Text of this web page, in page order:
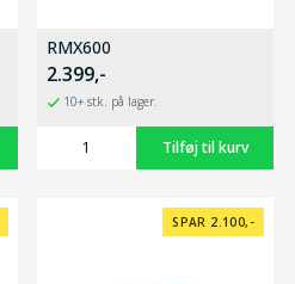
RMX600
2.399,-
10+ stk. på lager.
SPAR 2.100,-